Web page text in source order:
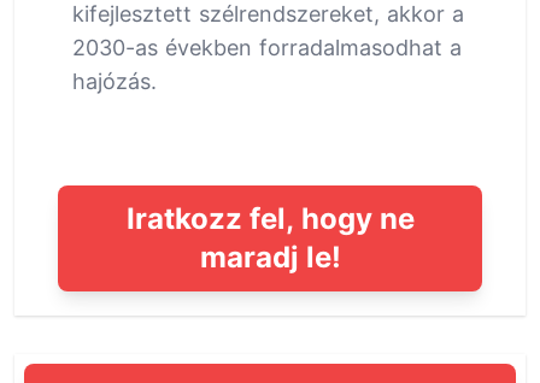
kifejlesztett szélrendszereket, akkor a
2030-as években forradalmasodhat a
hajózás.
Iratkozz fel, hogy ne
maradj le!